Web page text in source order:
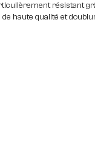
résistant
haute qualité et